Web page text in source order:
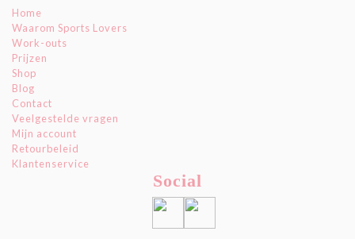
Home
Waarom Sports Lovers
Work-outs
Prijzen
Shop
Blog
Contact
Veelgestelde vragen
Mijn account
Retourbeleid
Klantenservice
Social